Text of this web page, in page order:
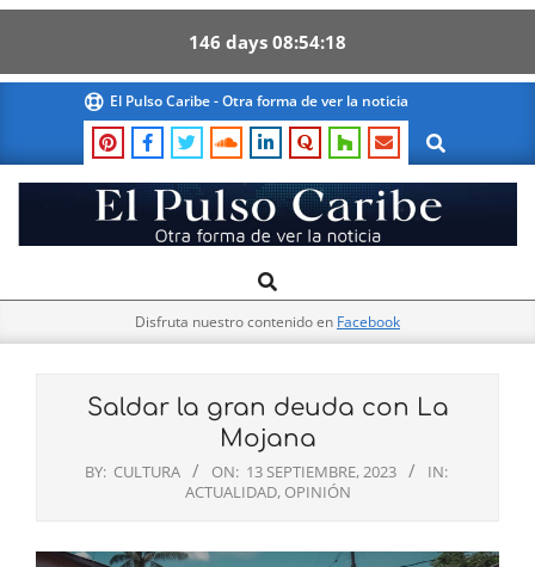
146 days 08 54 17
content
El Pulso Caribe - Otra forma de ver la noticia
Search
El
Pulso
Navigation
Search
Disfruta nuestro contenido en Facebook
Saldar la gran deuda con La
Mojana
BY: CULTURA ON: 13 SEPTIEMBRE, 2023
IN:
ACTUALIDAD, OPINIÓN